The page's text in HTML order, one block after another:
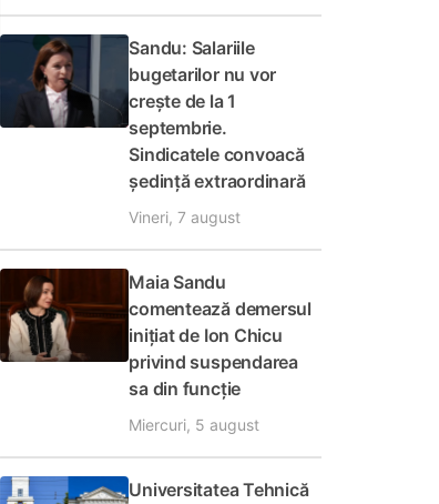
Sandu: Salariile
bugetarilor nu vor
crește de la 1
septembrie.
Sindicatele convoacă
ședință extraordinară
Vineri, 7 august
Maia Sandu
comentează demersul
inițiat de Ion Chicu
privind suspendarea
sa din funcție
Miercuri, 5 august
Universitatea Tehnică